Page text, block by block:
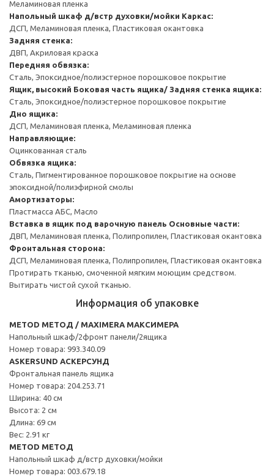
Меламиновая пленка
Напольный шкаф д/встр духовки/мойки Каркас:
ДСП, Меламиновая пленка, Пластиковая окантовка
Задняя стенка:
ДВП, Акриловая краска
Передняя обвязка:
Сталь, Эпоксидное/полиэстерное порошковое покрытие
Ящик, высокий Боковая часть ящика/ Задняя стенка ящика:
Сталь, Эпоксидное/полиэстерное порошковое покрытие
Дно ящика:
ДСП, Меламиновая пленка, Меламиновая пленка
Направляющие:
Оцинкованная сталь
Обвязка ящика:
Сталь, Пигментированное порошковое покрытие на основе
эпоксидной/полиэфирной смолы
Амортизаторы:
Пластмасса АБС, Масло
Вставка в ящик под варочную панель Основные части:
ДВП, Меламиновая пленка, Полипропилен, Пластиковая окантовка
Фронтальная сторона:
ДСП, Меламиновая пленка, Полипропилен, Пластиковая окантовка
Протирать тканью, смоченной мягким моющим средством.
Вытирать чистой сухой тканью.
Информация об упаковке
METOD МЕТОД / MAXIMERA МАКСИМЕРА
Напольный шкаф/2фронт панели/2ящика
Номер товара: 993.340.09
ASKERSUND АСКЕРСУНД
Фронтальная панель ящика
Номер товара: 204.253.71
Ширина: 40 см
Высота: 2 см
Длина: 69 см
Вес: 2.91 кг
METOD МЕТОД
Напольный шкаф д/встр духовки/мойки
Номер товара: 003.679.18